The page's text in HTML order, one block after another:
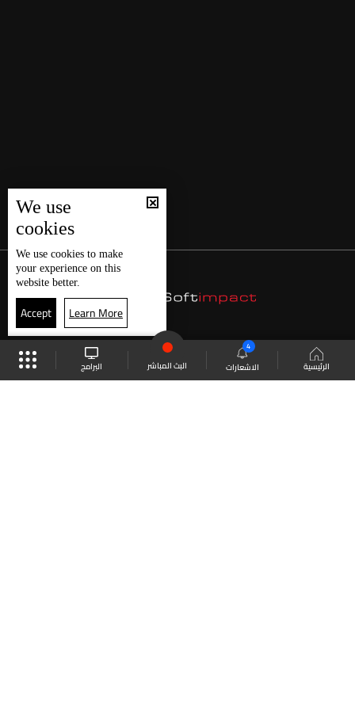
الرئيسية الاشعارات
4
البث المباشر البرامج
We use
cookies
We use cookies to make
your experience on this
website better.
Accept Learn More
موقع البرامج الجدول البث المباشر